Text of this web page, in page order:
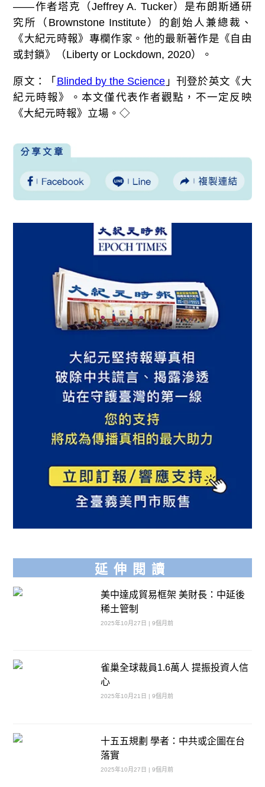
——作者塔克（Jeffrey A. Tucker）是布朗斯通研
究所（Brownstone Institute）的創始人兼總裁、
《大紀元時報》專欄作家。他的最新著作是《自由
或封鎖》（Liberty or Lockdown, 2020）。
原文：「Blinded by the Science 」刊登於英文《大
紀元時報》。本文僅代表作者觀點，不一定反映
《大紀元時報》立場。◇
延伸閱讀
美中達成貿易框架 美財長：中延後
稀土管制
2025年10月27日 | 9個月前
雀巢全球裁員1.6萬人 提振投資人信
心
2025年10月21日 | 9個月前
十五五規劃 學者：中共或企圖在台
落實
2025年10月27日 | 9個月前